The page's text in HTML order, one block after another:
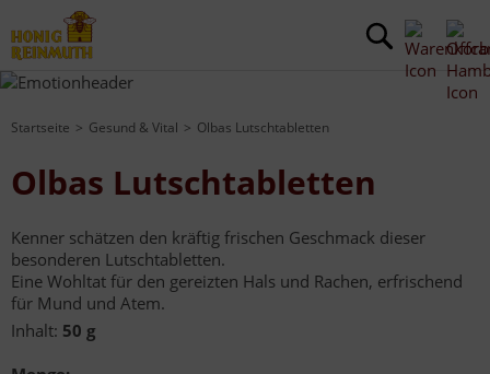
Startseite Gesund & Vital Olbas Lutschtabletten
Olbas Lutschtabletten
Kenner schätzen den kräftig frischen Geschmack dieser
besonderen Lutschtabletten.
Eine Wohltat für den gereizten Hals und Rachen, erfrischend
für Mund und Atem.
Inhalt: 50 g